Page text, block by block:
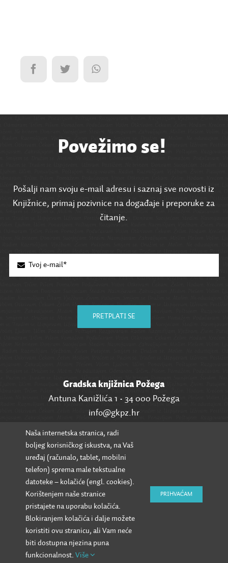
Povežimo se!
Pošalji nam svoju e-mail adresu i saznaj sve novosti iz
Knjižnice, primaj pozivnice na događaje i preporuke za
čitanje.
PRETPLATI SE
Gradska knjižnica Požega
Antuna Kanižlića 1 • 34 000 Požega
info@gkpz.hr
SVI KONTAKTI
Naša internetska stranica, radi
boljeg korisničkog iskustva, na Vaš
uređaj (računalo, tablet, mobilni
telefon) sprema male tekstualne
datoteke – kolačiće (engl. cookies).
Korištenjem naše stranice
pristajete na uporabu kolačića.
Blokiranjem kolačića i dalje možete
koristiti ovu stranicu, ali Vam neće
biti dostupna njezina puna
funkcionalnost. Više
PRIHVAĆAM